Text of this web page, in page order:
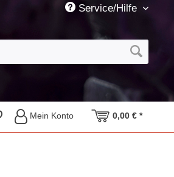
Service/Hilfe
Mein Konto 0,00 € *